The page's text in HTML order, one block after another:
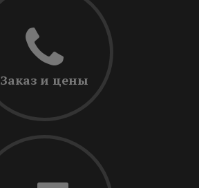
Заказ и цены